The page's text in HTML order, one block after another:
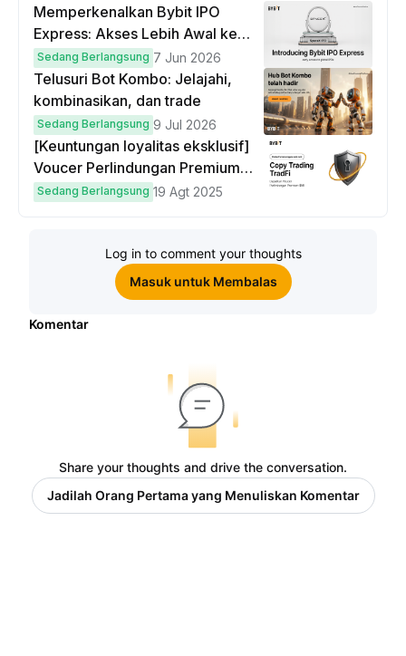
Memperkenalkan Bybit IPO
Express: Akses Lebih Awal ke
IPO Global!
Sedang Berlangsung 7 Jun 2026
Telusuri Bot Kombo: Jelajahi,
kombinasikan, dan trade
Sedang Berlangsung 9 Jul 2026
[Keuntungan loyalitas eksklusif]
Voucer Perlindungan Premium
hingga $50
Sedang Berlangsung 19 Agt 2025
Log in to comment your thoughts
Masuk untuk Membalas
Komentar
Share your thoughts and drive the conversation.
Jadilah Orang Pertama yang Menuliskan Komentar